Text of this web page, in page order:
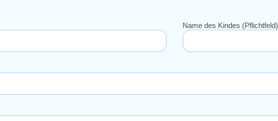
Name des Kindes (Pflichtfeld)